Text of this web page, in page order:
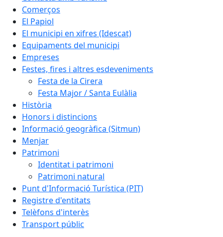
Comerços
El Papiol
El municipi en xifres (Idescat)
Equipaments del municipi
Empreses
Festes, fires i altres esdeveniments
Festa de la Cirera
Festa Major / Santa Eulàlia
Història
Honors i distincions
Informació geogràfica (Sitmun)
Menjar
Patrimoni
Identitat i patrimoni
Patrimoni natural
Punt d'Informació Turística (PIT)
Registre d'entitats
Telèfons d'interès
Transport públic